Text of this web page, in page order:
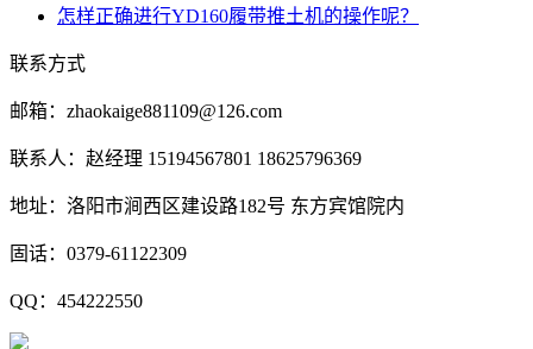
怎样正确进行YD160履带推土机的操作呢？
联系方式
邮箱：zhaokaige881109@126.com
联系人：赵经理 15194567801 18625796369
地址：洛阳市涧西区建设路182号 东方宾馆院内
固话：0379-61122309
QQ：454222550